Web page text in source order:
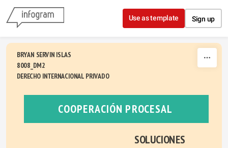
Skip to content
Use as template Sign up
BRYAN SERVIN ISLAS
8008_DM2
DERECHO INTERNACIONAL PRIVADO
COOPERACIÓN PROCESAL
SOLUCIONES